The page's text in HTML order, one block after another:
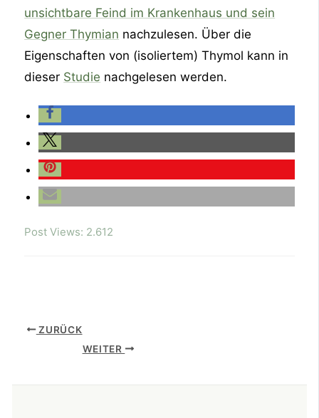
unsichtbare Feind im Krankenhaus und sein
Gegner Thymian nachzulesen. Über die
Eigenschaften von (isoliertem) Thymol kann in
dieser Studie nachgelesen werden.
Post Views: 2.612
ZURÜCK
WEITER